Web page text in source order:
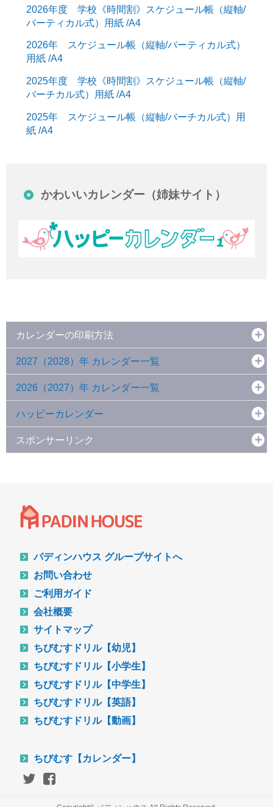
2026年度 学校《時間割》スケジュール帳（縦軸/
バーティカル式）用紙 /A4
2026年 スケジュール帳（縦軸/バーティカル式）
用紙 /A4
2025年度 学校《時間割》スケジュール帳（縦軸/
バーチカル式）用紙 /A4
2025年 スケジュール帳（縦軸/バーチカル式）用
紙 /A4
かわいいカレンダー（姉妹サイト）
カレンダーの印刷方法
2027（2028）年 カレンダー一覧
2026（2027）年 カレンダー一覧
ハッピーカレンダー
スポンサーリンク
パディンハウス グループサイトへ
お問い合わせ
ご利用ガイド
会社概要
サイトマップ
ちびむすドリル【幼児】
ちびむすドリル【小学生】
ちびむすドリル【中学生】
ちびむすドリル【英語】
ちびむすドリル【動画】
ちびむす【カレンダー】